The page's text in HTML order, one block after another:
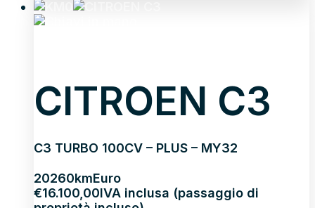
CITROEN C3
C3 TURBO 100CV – PLUS – MY32
20260kmEuro
€16.100,00IVA inclusa (passaggio di